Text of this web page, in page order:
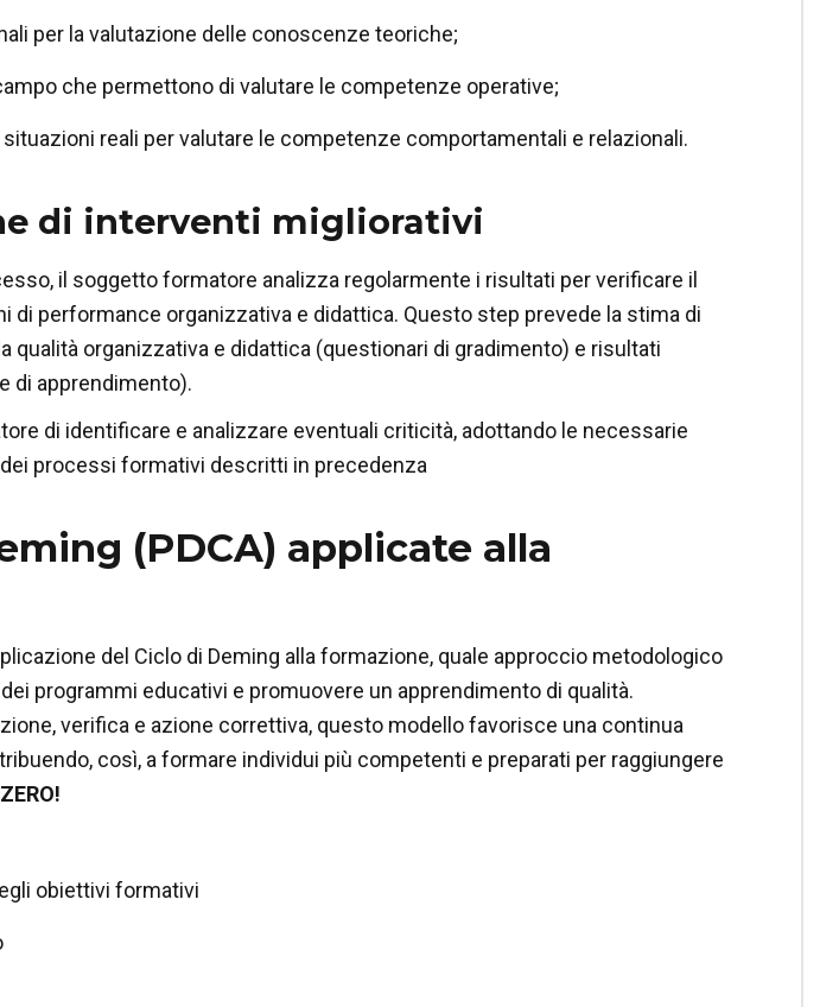
per la valutazione delle conoscenze teoriche;
che permettono di valutare le competenze operative;
reali per valutare le competenze comportamentali e relazionali.
di interventi migliorativi
il soggetto formatore analizza regolarmente i risultati per verificare il
di performance organizzativa e didattica. Questo step prevede la stima di
qualità organizzativa e didattica (questionari di gradimento) e risultati
di apprendimento).
di identificare e analizzare eventuali criticità, adottando le necessarie
processi formativi descritti in precedenza
(PDCA) applicate alla
del Ciclo di Deming alla formazione, quale approccio metodologico
programmi educativi e promuovere un apprendimento di qualità.
verifica e azione correttiva, questo modello favorisce una continua
così, a formare individui più competenti e preparati per raggiungere
obiettivi formativi